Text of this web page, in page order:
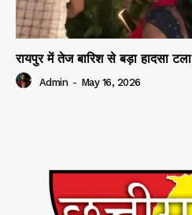
रायपुर में तेज बारिश से बड़ा हादसा
Admin - May 16, 2026